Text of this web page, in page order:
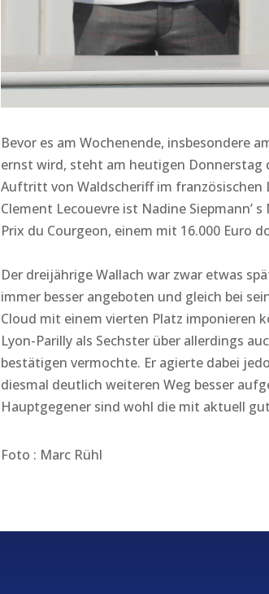
Bevor es am Wochenende, insbesondere
ernst wird, steht am heutigen Donnerstag
Auftritt von Waldscheriff im französischen
Clement Lecouevre ist Nadine Siepmann’
Prix du Courgeon, einem mit 16.000 Euro
Der dreijährige Wallach war zwar etwas
immer besser angeboten und gleich bei
Cloud mit einem vierten Platz imponieren
Lyon-Parilly als Sechster über allerdings
bestätigen vermochte. Er agierte dabei
diesmal deutlich weiteren Weg besser
Hauptgegener sind wohl die mit aktuell
Foto : Marc Rühl